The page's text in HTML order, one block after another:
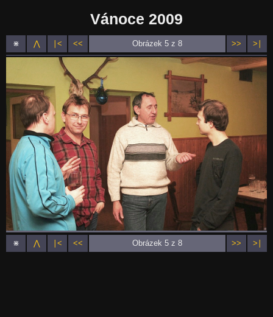
Vánoce 2009
⋇ ⋀ ∣< << Obrázek 5 z 8 >> >∣
⋇ ⋀ ∣< << Obrázek 5 z 8 >> >∣